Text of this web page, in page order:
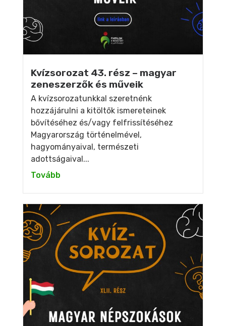
Kvízsorozat 43. rész – magyar
zeneszerzők és műveik
A kvízsorozatunkkal szeretnénk
hozzájárulni a kitöltők ismereteinek
bővítéséhez és/vagy felfrissítéséhez
Magyarország történelmével,
hagyományaival, természeti
adottságaival...
Tovább